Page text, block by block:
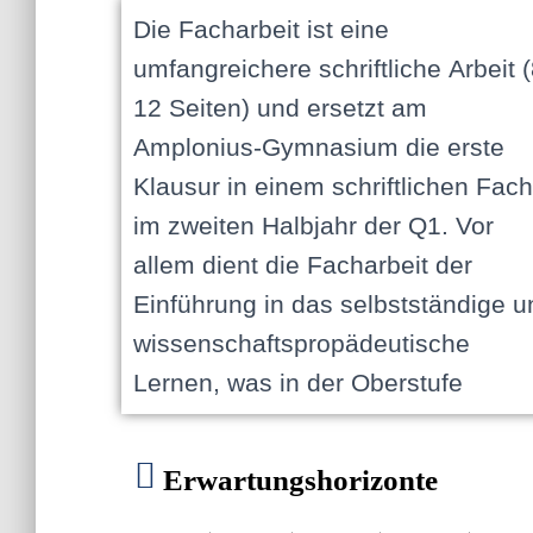
Die Facharbeit ist eine
umfangreichere schriftliche Arbeit
12 Seiten) und ersetzt am
Amplonius-Gymnasium die erste
Klausur in einem schriftlichen Fach
im zweiten Halbjahr der Q1. Vor
allem dient die Facharbeit der
Einführung in das selbstständige
wissenschaftspropädeutische
Lernen, was in der Oberstufe
verstärkt gefordert wird und auch die
Studierfähigkeit der
unterstützt: Sie sollen lernen, eine
wissenschaftliche Arbeit nach den
entsprechenden Kriterien zu
verfassen. Dazu gehören u.a.
Themen- und Materialsuche, Planung
des eigenen Arbeits-
Schreibprozesses, Beachtung
wissenschaftlicher Methoden und
eine angemessene sprachliche sowie
formale Darstellung der
Die Schüler.innen werden durch die
betreuenden Fachlehrer bspw. bei
der Themenwahl, Planung und
Reflexion beraten und unterstützt, die
Verantwortung für die Texte bleibt
Erwartungshorizonte